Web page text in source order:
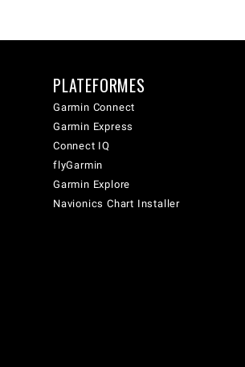
PLATEFORMES
Garmin Connect
Garmin Express
Connect IQ
flyGarmin
Garmin Explore
Navionics Chart Installer